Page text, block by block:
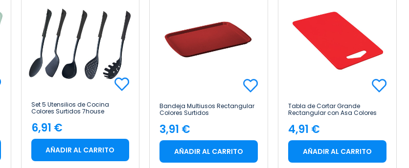
Set 5 Utensilios de Cocina
Colores Surtidos 7house
Precio
6,91 €
AÑADIR AL CARRITO
Bandeja Multiusos Rectangular
Colores Surtidos
Precio
3,91 €
AÑADIR AL CARRITO
Tabla de Cortar Grande
Rectangular con Asa Colores
Precio
4,91 €
AÑADIR AL CARRITO